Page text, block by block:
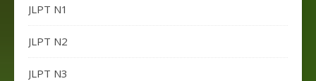
JLPT N1
JLPT N2
JLPT N3